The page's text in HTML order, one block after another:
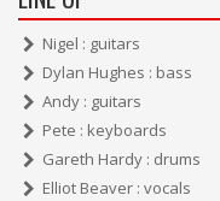
Nigel : guitars
Dylan Hughes : bass
Andy : guitars
Pete : keyboards
Gareth Hardy : drums
Elliot Beaver : vocals